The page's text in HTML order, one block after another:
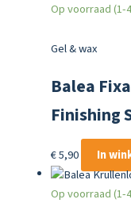
Op voorraad
Gel & wax
Balea
Finishing
€5,90 In
Op voorraad